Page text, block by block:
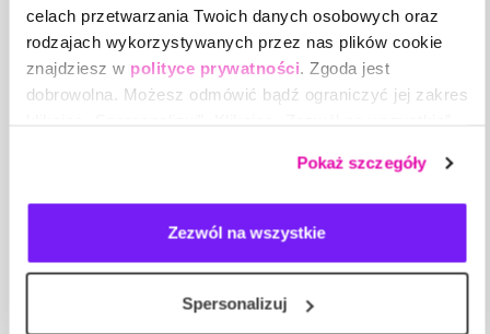
celach przetwarzania Twoich danych osobowych oraz
rodzajach wykorzystywanych przez nas plików cookie
znajdziesz w polityce prywatności. Zgoda jest
dobrowolna. Możesz odmówić bądź ograniczyć jej zakres
a także na przetwarzanie Twoich danych osobowych.
Pokaż szczegóły
Zezwól na wszystkie
Spersonalizuj
podobnej tematyki
11.08.2026 r. 09:00 690 zł